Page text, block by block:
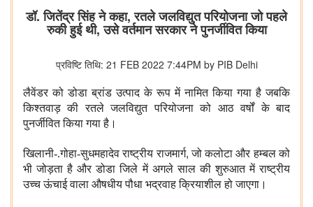
डॉ. जितेंद्र सिंह ने कहा, रतले जलविद्युत परियोजना जो पहले
रुकी हुई थी, उसे वर्तमान सरकार ने पुनर्जीवित किया
प्रविष्टि तिथि: 21 FEB 2022 7:44PM by PIB Delhi
लैवेंडर को डोडा ब्रांड उत्पाद के रूप में नामित किया गया है जबकि
किश्तवाड़ की रतले जलविद्युत परियोजना को आठ वर्षों के बाद
पुनर्जीवित किया गया है।
खिलानी-.गोहा-सुधमहादेव राष्ट्रीय राजमार्ग,जो कलोटा और हम्बल को
भी जोड़ता है और डोडा जिले में अगले साल की शुरुआत में राष्ट्रीय
उच्च ऊंचाई वाला औषधीय पौधा भद्रवाह क्रियाशील हो जाएगा।